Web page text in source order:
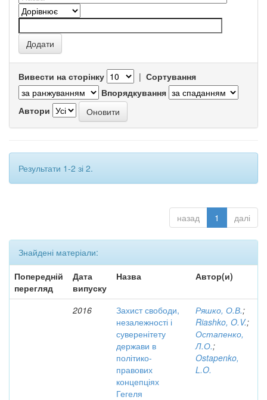
Вивести на сторінку | Сортування
Впорядкування
Автори
Результати 1-2 зі 2.
назад 1 далі
Знайдені матеріали:
Попередній
перегляд
Дата
випуску
Назва Автор(и)
2016
Захист свободи,
незалежності і
суверенітету
держави в
політико-
правових
концепціях
Гегеля
Ряшко, О.В.;
Riashko, O.V.;
Остапенко,
Л.О.;
Ostapenko,
L.O.